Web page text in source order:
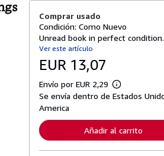
Comprar usado
Condición: Como Nuevo
Unread book in perfect
Ver este artículo
EUR 13,07
Envío por EUR 2,29
M
á
f
o
r
Se envía dentro de Estados
America
Añadir al carrito